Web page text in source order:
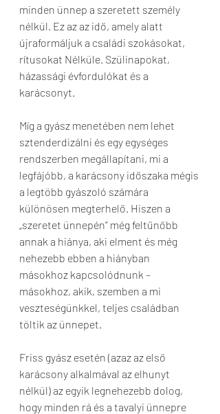
minden ünnep a szeretett személy
nélkül. Ez az az idő, amely alatt
újraformáljuk a családi szokásokat,
rítusokat Nélküle. Szülinapokat,
házassági évfordulókat és a
karácsonyt.
Míg a gyász menetében nem lehet
sztenderdizálni és egy egységes
rendszerben megállapítani, mi a
legfájóbb, a karácsony időszaka mégis
a legtöbb gyászoló számára
különösen megterhelő. Hiszen a
„szeretet ünnepén” még feltűnőbb
annak a hiánya, aki elment és még
nehezebb ebben a hiányban
másokhoz kapcsolódnunk –
másokhoz, akik, szemben a mi
veszteségünkkel, teljes családban
töltik az ünnepet.
Friss gyász esetén (azaz az első
karácsony alkalmával az elhunyt
nélkül) az egyik legnehezebb dolog,
hogy minden rá és a tavalyi ünnepre